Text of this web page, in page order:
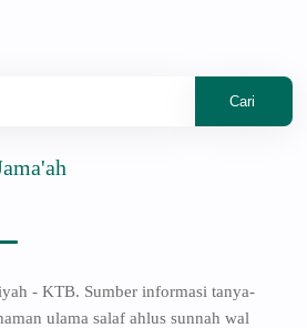
- KTB. Sumber informasi tanya-
ulama salaf ahlus sunnah wal